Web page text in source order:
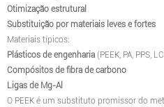
Otimização estrutural
Substituição por materiais leves e fortes
Materiais típicos:
Plásticos de engenharia (PEEK, PA, PPS,
Compósitos de fibra de carbono
Ligas de Mg-Al
O PEEK é um substituto promissor do